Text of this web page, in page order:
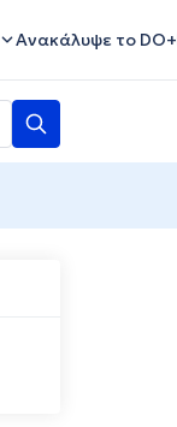
Ανακάλυψε το DO+